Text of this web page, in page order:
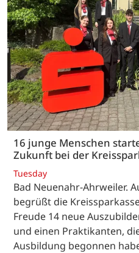
16 junge Menschen
Zukunft bei der
Tuesday
Bad Neuenahr-Ahrweiler.
begrüßt die
Freude 14 neue
und einen Praktikanten,
Ausbildung begonnen